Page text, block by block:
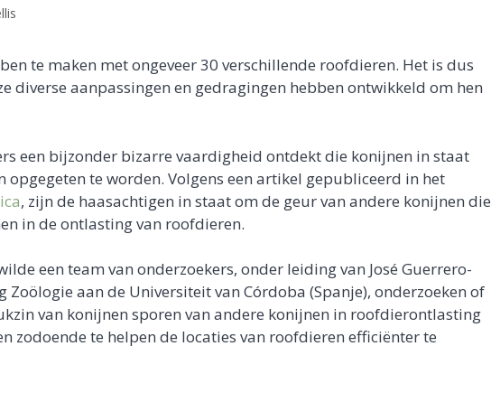
te maken met ongeveer 30 verschillende roofdieren. Het is dus
diverse aanpassingen en gedragingen hebben ontwikkeld om hen
een bijzonder bizarre vaardigheid ontdekt die konijnen in staat
opgegeten te worden. Volgens een artikel gepubliceerd in het
, zijn de haasachtigen in staat om de geur van andere konijnen die
in de ontlasting van roofdieren.
een team van onderzoekers, onder leiding van José Guerrero-
Zoölogie aan de Universiteit van Córdoba (Spanje), onderzoeken of
van konijnen sporen van andere konijnen in roofdierontlasting
zodoende te helpen de locaties van roofdieren efficiënter te